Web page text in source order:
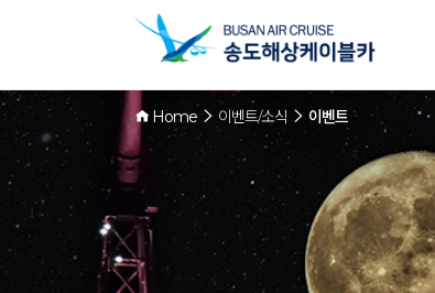
Home 이벤트/소식 이벤트